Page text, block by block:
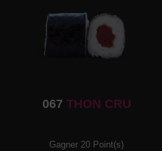
067 THON CRU
Gagner 20 Point(s)